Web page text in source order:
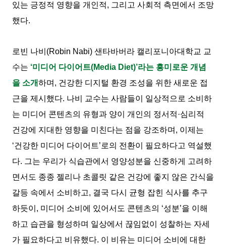
있는 긍정적 영향을 개인적, 그리고 사회적 측면에서 조망
했다.
로빈 나비(Robin Nabi) 샌타바버라 캘리포니아대학교 교
수는 ‘미디어 다이어트(Media Diet)’라는 흥미로운 개념
을 소개하며, 건강한 디지털 환경 조성을 위한 새로운 접
근을 제시했다. 나비 교수는 사람들이 일상적으로 소비하
는 미디어 콘텐츠의 유형과 양이 개인의 정서적·심리적
건강에 지대한 영향을 미친다는 점을 강조하며, 이제는
‘건강한 미디어 다이어트’로의 전환이 필요하다고 역설했
다. 그는 우리가 식습관에서 영양성분을 신중하게 고려하
면서도 종종 젤리나 초콜릿 같은 건강에 좋지 않은 간식을
갈등 속에서 소비하고, 결국 다시 균형 잡힌 식사를 추구
하듯이, 미디어 소비에 있어서도 콘텐츠의 ‘성분’을 이해
하고 습관을 형성하며 일상에서 끊임없이 성찰하는 자세
가 필요하다고 비유했다. 이 비유는 미디어 소비에 대한